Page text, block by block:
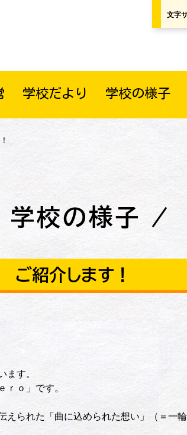
文字
学校だより 学校の様子
学校の様子
ご紹介します！
ます。
ｏ」です。
られた「曲に込められた想い」（＝一